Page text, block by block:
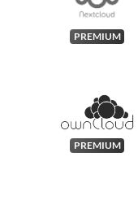
PREMIUM
PREMIUM